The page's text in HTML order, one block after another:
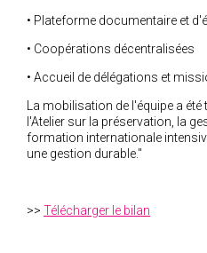
• Plateforme documentaire et
• Coopérations décentralisées
• Accueil de délégations et
La mobilisation de l'équipe a
l'Atelier sur la préservation, la
formation internationale
une gestion durable."
>> Télécharger le bilan